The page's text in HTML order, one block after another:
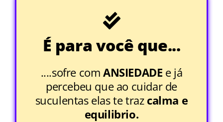
É para você que...
....sofre com ANSIEDADE e já
percebeu que ao cuidar de
suculentas elas te traz calma e
equilibrio.